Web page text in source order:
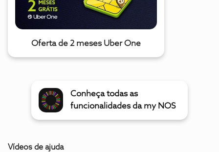
Oferta de 2 meses Uber One
Conheça todas as
funcionalidades da my NOS
Vídeos de ajuda